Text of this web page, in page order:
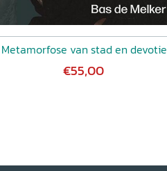
Metamorfose van stad en devotie
€55,00